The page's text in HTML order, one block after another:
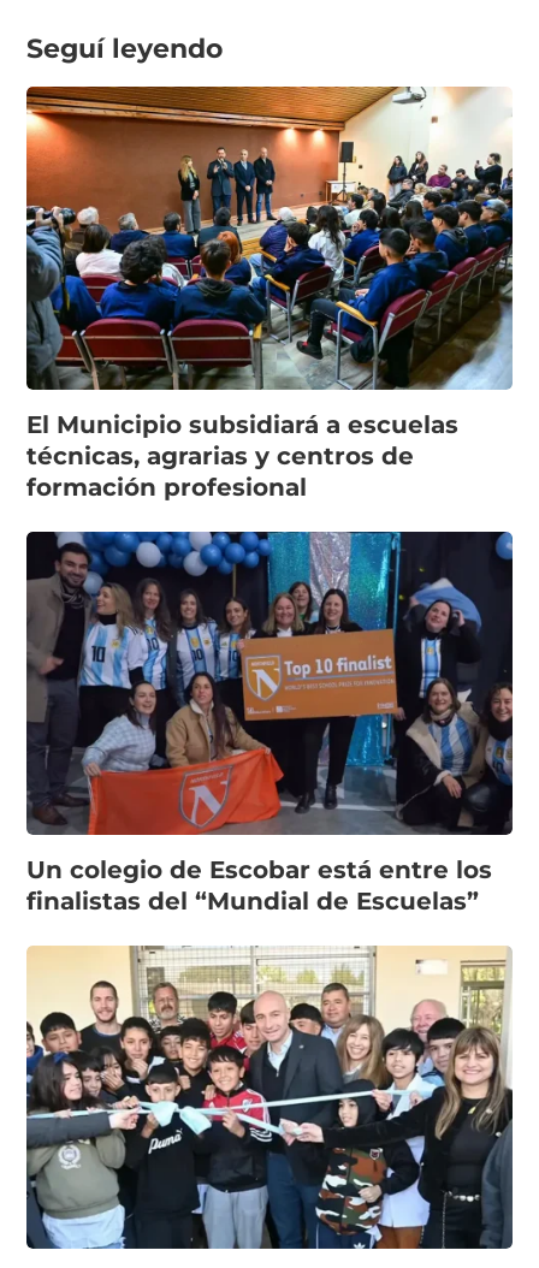
Seguí leyendo
El Municipio subsidiará a escuelas
técnicas, agrarias y centros de
formación profesional
Un colegio de Escobar está entre los
finalistas del “Mundial de Escuelas”